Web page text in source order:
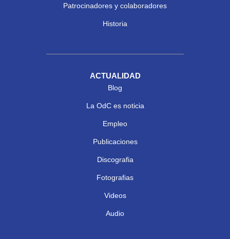
Patrocinadores y colaboradores
Historia
ACTUALIDAD
Blog
La OdC es noticia
Empleo
Publicaciones
Discografia
Fotografias
Videos
Audio